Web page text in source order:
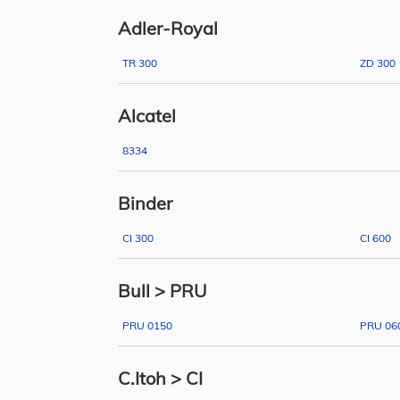
Adler-Royal
TR 300 ZD 300
Alcatel
8334
Binder
CI 300 CI 600
Bull > PRU
PRU 0150 PRU
C.Itoh > CI